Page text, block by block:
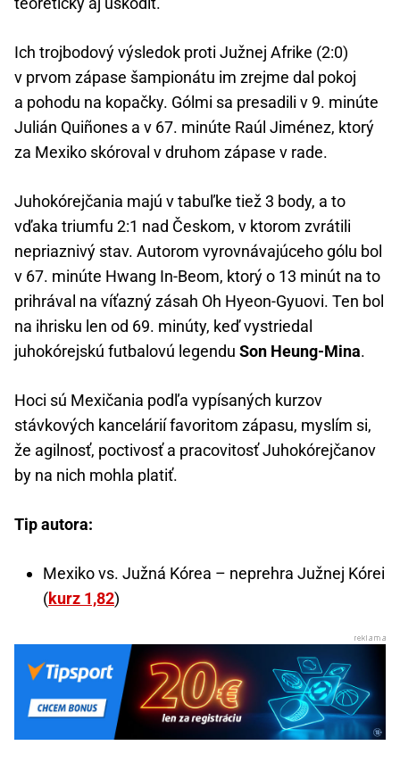
Ich trojbodový výsledok proti Južnej Afrike (2:0)
v prvom zápase šampionátu im zrejme dal pokoj
a pohodu na kopačky. Gólmi sa presadili v 9. minúte
Julián Quiñones a v 67. minúte Raúl Jiménez, ktorý
za Mexiko skóroval v druhom zápase v rade.
Juhokórejčania majú v tabuľke tiež 3 body, a to
vďaka triumfu 2:1 nad Českom, v ktorom zvrátili
nepriaznivý stav. Autorom vyrovnávajúceho gólu bol
v 67. minúte Hwang In-Beom, ktorý o 13 minút na to
prihrával na víťazný zásah Oh Hyeon-Gyuovi. Ten bol
na ihrisku len od 69. minúty, keď vystriedal
juhokórejskú futbalovú legendu Son Heung-Mina.
Hoci sú Mexičania podľa vypísaných kurzov
stávkových kancelárií favoritom zápasu, myslím si,
že agilnosť, poctivosť a pracovitosť Juhokórejčanov
by na nich mohla platiť.
Tip autora:
Mexiko vs. Južná Kórea – neprehra Južnej Kórei
(kurz 1,82)